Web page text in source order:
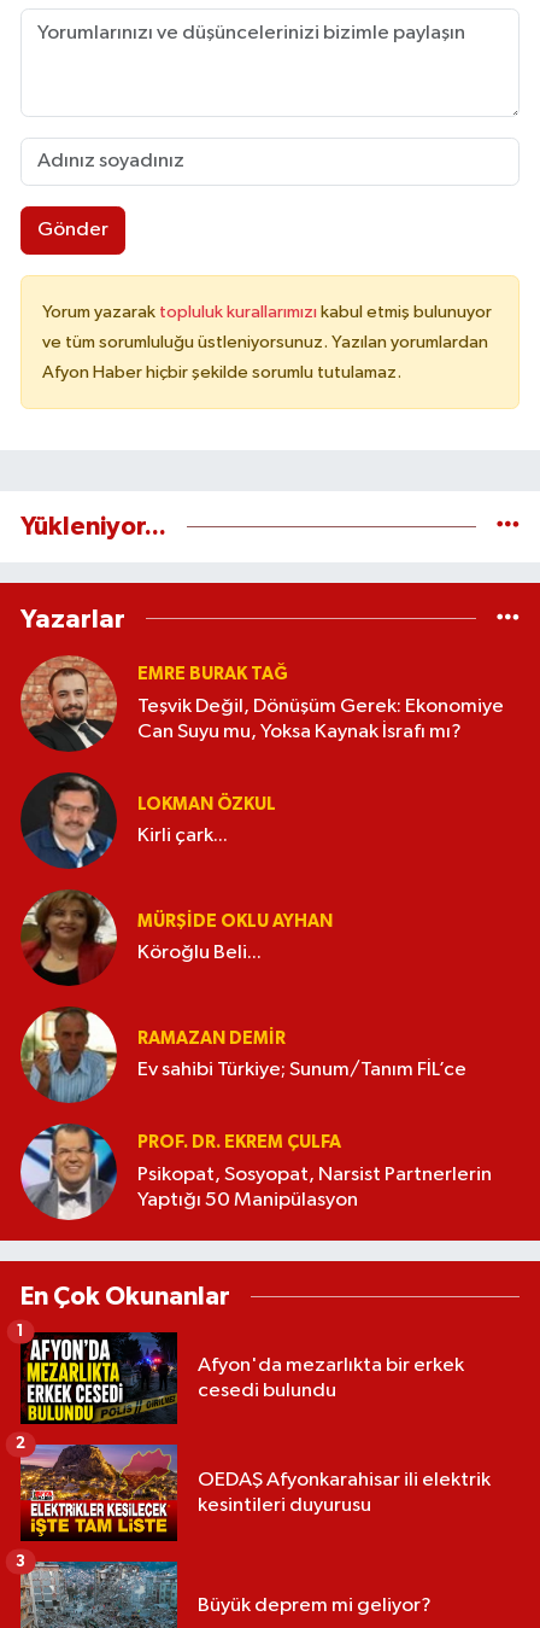
Gönder
Yorum yazarak topluluk kurallarımızı kabul etmiş bulunuyor
ve tüm sorumluluğu üstleniyorsunuz. Yazılan yorumlardan
Afyon Haber hiçbir şekilde sorumlu tutulamaz.
Yükleniyor...
Yazarlar
EMRE BURAK TAĞ
Teşvik Değil, Dönüşüm Gerek: Ekonomiye
Can Suyu mu, Yoksa Kaynak İsrafı mı?
LOKMAN ÖZKUL
Kirli çark...
MÜRŞIDE OKLU AYHAN
Köroğlu Beli...
RAMAZAN DEMİR
Ev sahibi Türkiye; Sunum/Tanım FİL’ce
PROF. DR. EKREM ÇULFA
Psikopat, Sosyopat, Narsist Partnerlerin
Yaptığı 50 Manipülasyon
En Çok Okunanlar
Afyon'da mezarlıkta bir erkek
cesedi bulundu
1
OEDAŞ Afyonkarahisar ili elektrik
kesintileri duyurusu
2
Büyük deprem mi geliyor?
3